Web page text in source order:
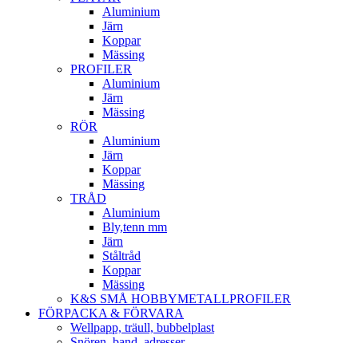
Aluminium
Järn
Koppar
Mässing
PROFILER
Aluminium
Järn
Mässing
RÖR
Aluminium
Järn
Koppar
Mässing
TRÅD
Aluminium
Bly,tenn mm
Järn
Ståltråd
Koppar
Mässing
K&S SMÅ HOBBYMETALLPROFILER
FÖRPACKA & FÖRVARA
Wellpapp, träull, bubbelplast